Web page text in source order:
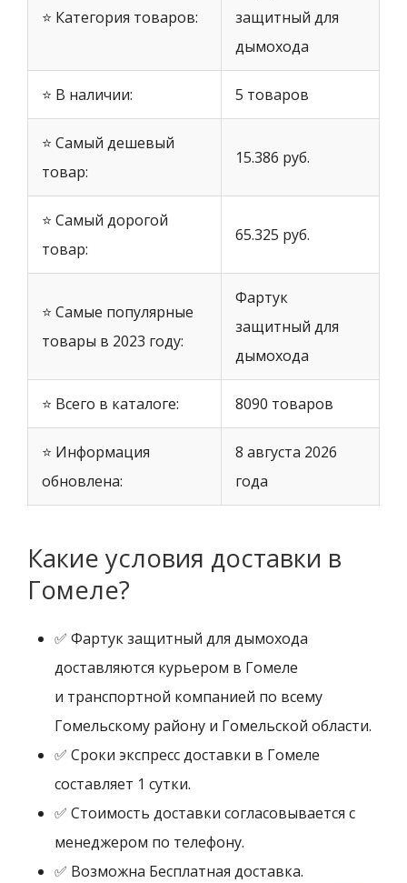
⭐ Категория товаров:
защитный для
дымохода
⭐ В наличии: 5 товаров
⭐ Самый дешевый
товар:
15.386 руб.
⭐ Самый дорогой
товар:
65.325 руб.
⭐ Самые популярные
товары в 2023 году:
Фартук
защитный для
дымохода
⭐ Всего в каталоге: 8090 товаров
⭐ Информация
обновлена:
8 августа 2026
года
Какие условия доставки в
Гомеле?
✅ Фартук защитный для дымохода
доставляются курьером в Гомеле
и транспортной компанией по всему
Гомельскому району и Гомельской области.
✅ Сроки экспресс доставки в Гомеле
составляет 1 сутки.
✅ Стоимость доставки согласовывается с
менеджером по телефону.
✅ Возможна Бесплатная доставка.